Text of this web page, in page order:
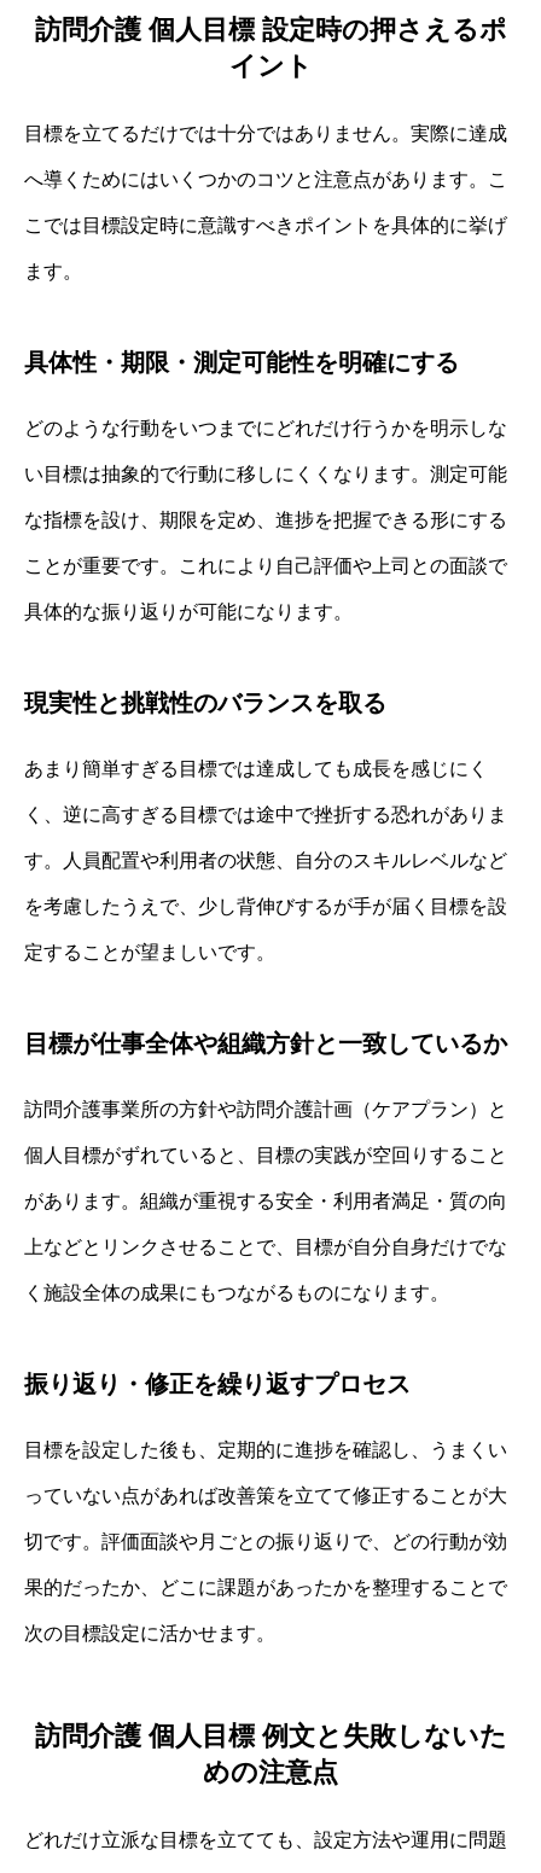
訪問介護 個人目標 設定時の押さえるポ
イント
目標を立てるだけでは十分ではありません。実際に達成
へ導くためにはいくつかのコツと注意点があります。こ
こでは目標設定時に意識すべきポイントを具体的に挙げ
ます。
具体性・期限・測定可能性を明確にする
どのような行動をいつまでにどれだけ行うかを明示しな
い目標は抽象的で行動に移しにくくなります。測定可能
な指標を設け、期限を定め、進捗を把握できる形にする
ことが重要です。これにより自己評価や上司との面談で
具体的な振り返りが可能になります。
現実性と挑戦性のバランスを取る
あまり簡単すぎる目標では達成しても成長を感じにく
く、逆に高すぎる目標では途中で挫折する恐れがありま
す。人員配置や利用者の状態、自分のスキルレベルなど
を考慮したうえで、少し背伸びするが手が届く目標を設
定することが望ましいです。
目標が仕事全体や組織方針と一致しているか
訪問介護事業所の方針や訪問介護計画（ケアプラン）と
個人目標がずれていると、目標の実践が空回りすること
があります。組織が重視する安全・利用者満足・質の向
上などとリンクさせることで、目標が自分自身だけでな
く施設全体の成果にもつながるものになります。
振り返り・修正を繰り返すプロセス
目標を設定した後も、定期的に進捗を確認し、うまくい
っていない点があれば改善策を立てて修正することが大
切です。評価面談や月ごとの振り返りで、どの行動が効
果的だったか、どこに課題があったかを整理することで
次の目標設定に活かせます。
訪問介護 個人目標 例文と失敗しないた
めの注意点
どれだけ立派な目標を立てても、設定方法や運用に問題